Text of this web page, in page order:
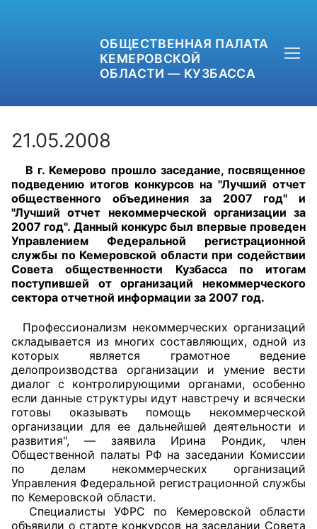
ОБЩЕСТВЕННАЯ ПАЛАТА
КЕМЕРОВСКОЙ
ОБЛАСТИ — КУЗБАССА
+7 (3842) 58-82-40
OPKO42@BK.RU
ОБРАТНАЯ СВЯЗЬ
Главная
Общественные советы
Общественные советы при территориальных
органах федеральных органов
исполнительной власти
Общественные советы по проведению
независимой оценки качества условий
оказания услуг
21.05.2008
В г. Кемерово прошло заседание, посвященное
подведению итогов конкурсов на "Лучший отчет
общественного объединения за 2007 год" и
"Лучший отчет некоммерческой организации за
2007 год". Данный конкурс был впервые проведен
Управлением Федеральной регистрационной
службы по Кемеровской области при содействии
Совета общественности Кузбасса по итогам
поступившей от организаций некоммерческого
сектора отчетной информации за 2007 год.
Профессионализм некоммерческих организаций
складывается из многих составляющих, одной из
которых является грамотное ведение
делопроизводства организации и умение вести
диалог с контролирующими органами, особенно
если данные структуры идут навстречу и всячески
готовы оказывать помощь некоммерческой
организации для ее дальнейшей деятельности и
развития", — заявила Ирина Рондик, член
Общественной палаты РФ на заседании Комиссии
по делам некоммерческих организаций
Управления Федеральной регистрационной службы
по Кемеровской области.
Специалисты УФРС по Кемеровской области
объявили о старте конкурсов на заседании Совета